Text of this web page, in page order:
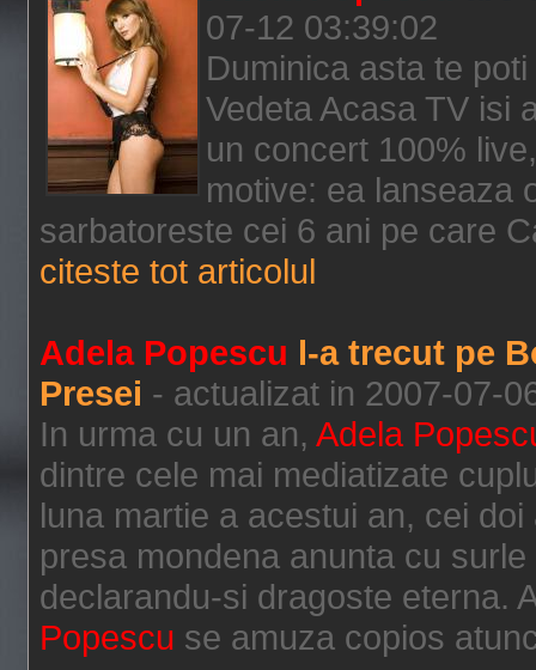
07-12 03:39:02
Duminica asta te
Vedeta Acasa TV isi
un concert 100%
motive: ea lanseaza
sarbatoreste cei 6 ani pe care
citeste tot articolul
Adela Popescu l-a trecut pe
Presei - actualizat in 2007-07-
In urma cu un an, Adela
dintre cele mai mediatizate
luna martie a acestui an, cei
presa mondena anunta cu
declarandu-si dragoste eterna.
Popescu se amuza copios